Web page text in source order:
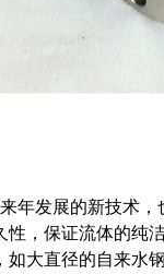
来年发展的新技术
性，保证流体的纯
如大直径的自来水